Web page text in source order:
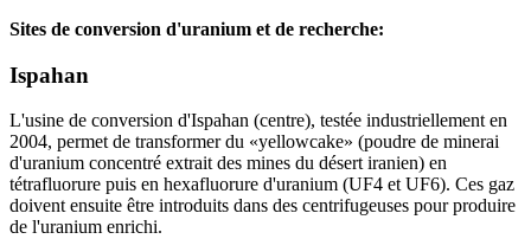
Sites de conversion d'uranium et de recherche:
Ispahan
L'usine de conversion d'Ispahan (centre), testée industriellement en
2004, permet de transformer du «yellowcake» (poudre de minerai
d'uranium concentré extrait des mines du désert iranien) en
tétrafluorure puis en hexafluorure d'uranium (UF4 et UF6). Ces gaz
doivent ensuite être introduits dans des centrifugeuses pour produire
de l'uranium enrichi.